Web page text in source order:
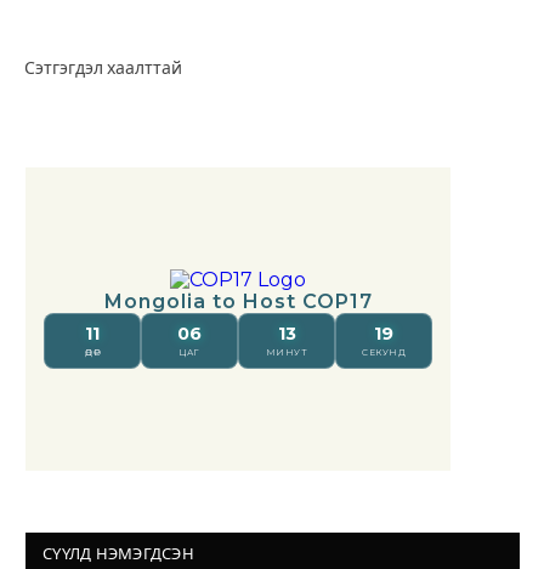
Сэтгэгдэл хаалттай
СҮҮЛД НЭМЭГДСЭН